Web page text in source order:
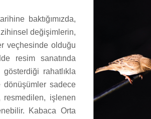
baktığımızda,
zihinsel değişimlerin,
veçhesinde olduğu
resim sanatında
rahatlıkla
sadece
işlenen
Kabaca Orta